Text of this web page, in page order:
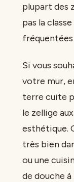
plupart des
pas la
Si vous
votre mur,
terre cuite
le zellige
esthétique.
très bien
ou une
de douche